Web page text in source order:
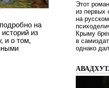
на
из
и о том,
Этот
из первых
на
Крыму
в
однако